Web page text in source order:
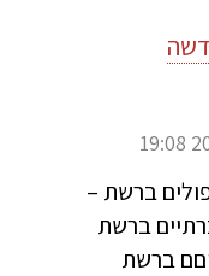
ברשת –
ברשת
ברשת